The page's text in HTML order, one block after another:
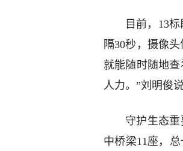
目前，13
隔30秒，摄像
就能随时随地查
人力。”刘明俊说
守护生态
中桥梁11座，